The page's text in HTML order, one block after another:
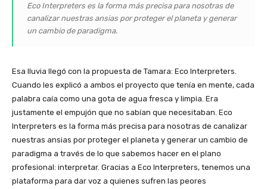
Eco Interpreters es la forma más precisa para nosotras de
canalizar nuestras ansias por proteger el planeta y generar
un cambio de paradigma.
Esa lluvia llegó con la propuesta de Tamara: Eco Interpreters.
Cuando les explicó a ambos el proyecto que tenía en mente, cada
palabra caía como una gota de agua fresca y limpia. Era
justamente el empujón que no sabían que necesitaban. Eco
Interpreters es la forma más precisa para nosotras de canalizar
nuestras ansias por proteger el planeta y generar un cambio de
paradigma a través de lo que sabemos hacer en el plano
profesional: interpretar. Gracias a Eco Interpreters, tenemos una
plataforma para dar voz a quienes sufren las peores